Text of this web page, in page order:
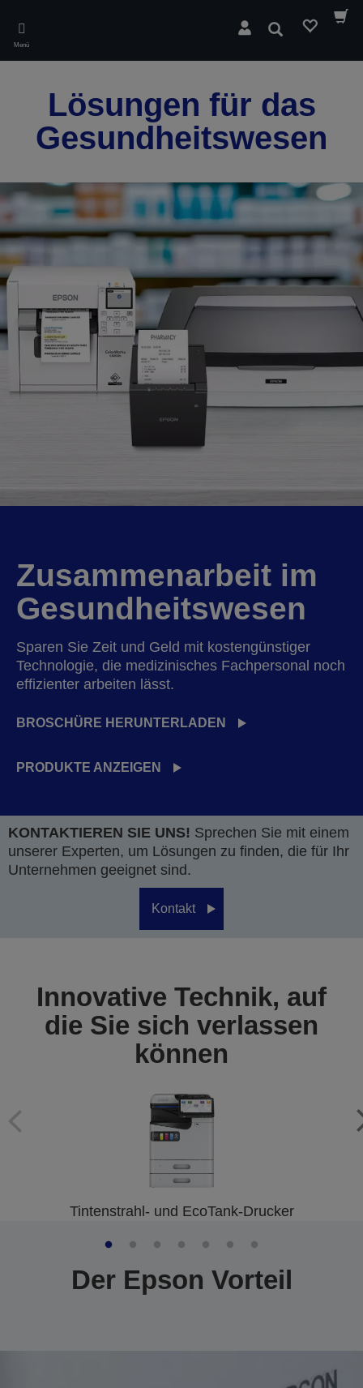
main
content
Menü
Suchen
Lösungen für das
Gesundheitswesen
Zusammenarbeit im
Gesundheitswesen
Sparen Sie Zeit und Geld mit kostengünstiger
Technologie, die medizinisches Fachpersonal noch
effizienter arbeiten lässt.
BROSCHÜRE HERUNTERLADEN
PRODUKTE ANZEIGEN
KONTAKTIEREN SIE UNS! Sprechen Sie mit einem
unserer Experten, um Lösungen zu finden, die für Ihr
Unternehmen geeignet sind.
Kontakt
Innovative Technik, auf
die Sie sich verlassen
können
Tintenstrahl- und EcoTank-Drucker
Der Epson Vorteil